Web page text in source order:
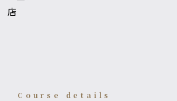
course details